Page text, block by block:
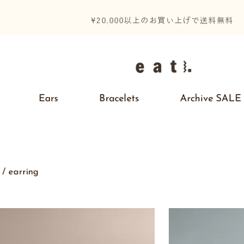
¥20,000以上のお買い上げで送料無料
Ears Bracelets Archive SALE
/ earring